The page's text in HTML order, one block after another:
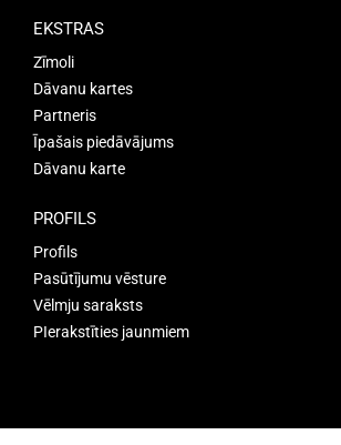
EKSTRAS
Zīmoli
Dāvanu kartes
Partneris
Īpašais piedāvājums
Dāvanu karte
PROFILS
Profils
Pasūtījumu vēsture
Vēlmju saraksts
PIerakstīties jaunmiem